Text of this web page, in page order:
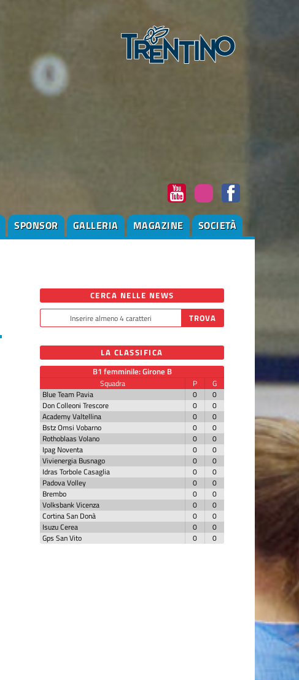
SPONSOR GALLERIA MAGAZINE SOCIETÀ
CERCA NELLE NEWS
LA CLASSIFICA
B1 femminile: Girone B
Squadra P
G
Blue Team Pavia
0
0
Don Colleoni Trescore
0
0
Academy Valtellina
0
0
Bstz Omsi Vobarno
0
0
Rothoblaas Volano
0
0
Ipag Noventa
0
0
Vivienergia Busnago
0
0
Idras Torbole Casaglia
0
0
Padova Volley
0
0
Brembo
0
0
Volksbank Vicenza
0
0
Cortina San Donà
0
0
Isuzu Cerea
0
0
Gps San Vito
0 0